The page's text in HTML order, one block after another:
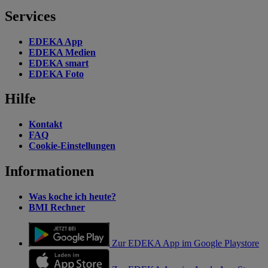
Services
EDEKA App
EDEKA Medien
EDEKA smart
EDEKA Foto
Hilfe
Kontakt
FAQ
Cookie-Einstellungen
Informationen
Was koche ich heute?
BMI Rechner
Zur EDEKA App im Google Playstore